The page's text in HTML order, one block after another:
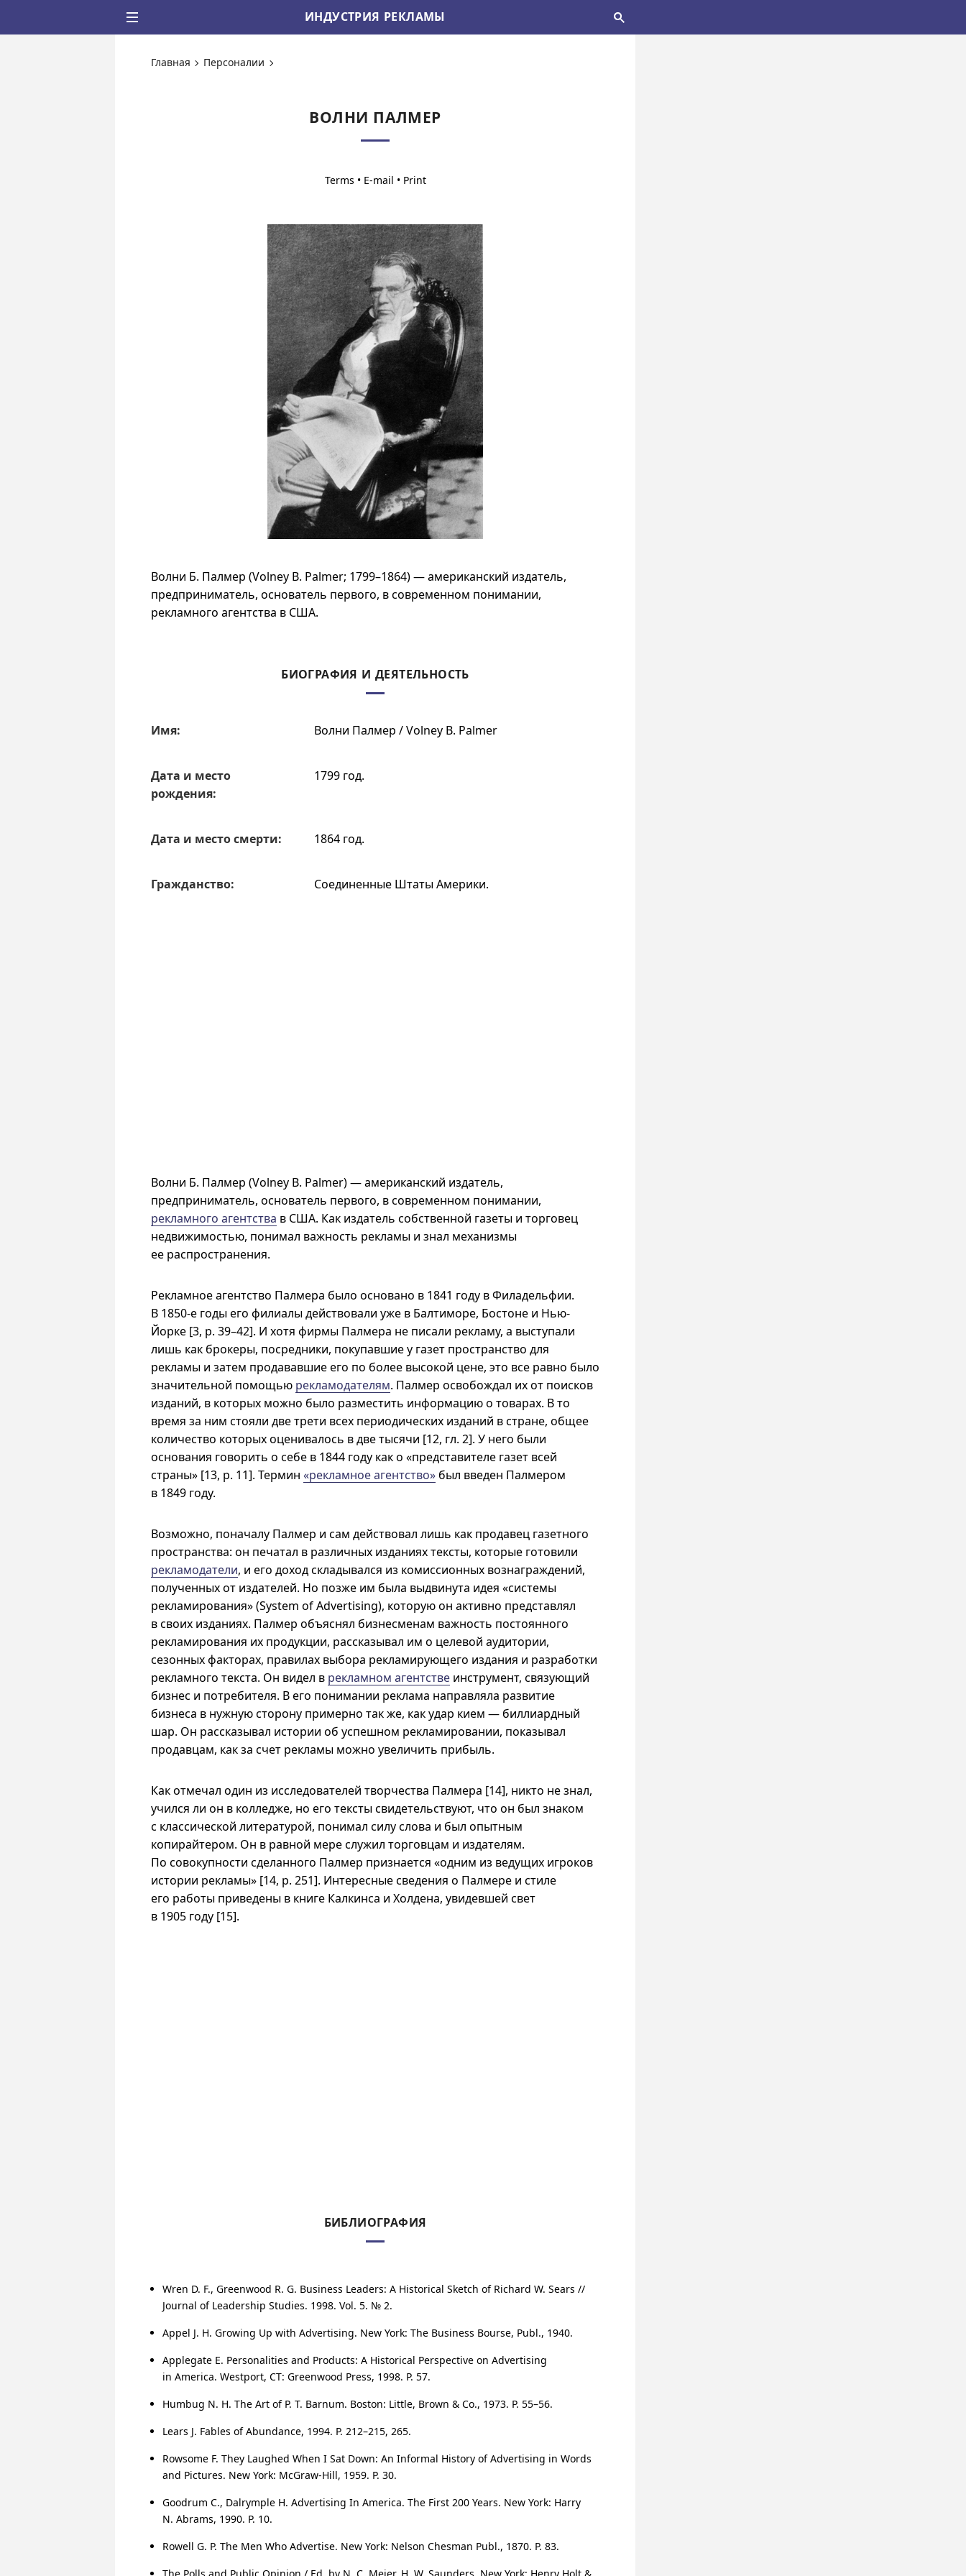
ИНДУСТРИЯ РЕКЛАМЫ
Главная Персоналии
ВОЛНИ ПАЛМЕР
Волни Б. Палмер (Volney B. Palmer; 1799–1864) — американский издатель,
предприниматель, основатель первого, в современном понимании,
рекламного агентства в США.
БИОГРАФИЯ И ДЕЯТЕЛЬНОСТЬ
Имя: Волни Палмер / Volney B. Palmer
Дата и место
рождения:
1799 год.
Дата и место смерти: 1864 год.
Гражданство: Соединенные Штаты Америки.
Волни Б. Палмер (Volney B. Palmer) — американский издатель,
предприниматель, основатель первого, в современном понимании,
рекламного агентства в США. Как издатель собственной газеты и торговец
недвижимостью, понимал важность рекламы и знал механизмы
ее распространения.
Рекламное агентство Палмера было основано в 1841 году в Филадельфии.
В 1850-е годы его филиалы действовали уже в Балтиморе, Бостоне и Нью-
Йорке [3, p. 39–42]. И хотя фирмы Палмера не писали рекламу, а выступали
лишь как брокеры, посредники, покупавшие у газет пространство для
рекламы и затем продававшие его по более высокой цене, это все равно было
значительной помощью рекламодателям. Палмер освобождал их от поисков
изданий, в которых можно было разместить информацию о товарах. В то
время за ним стояли две трети всех периодических изданий в стране, общее
количество которых оценивалось в две тысячи [12, гл. 2]. У него были
основания говорить о себе в 1844 году как о «представителе газет всей
страны» [13, p. 11]. Термин «рекламное агентство» был введен Палмером
в 1849 году.
Возможно, поначалу Палмер и сам действовал лишь как продавец газетного
пространства: он печатал в различных изданиях тексты, которые готовили
рекламодатели, и его доход складывался из комиссионных вознаграждений,
полученных от издателей. Но позже им была выдвинута идея «системы
рекламирования» (System of Advertising), которую он активно представлял
в своих изданиях. Палмер объяснял бизнесменам важность постоянного
рекламирования их продукции, рассказывал им о целевой аудитории,
сезонных факторах, правилах выбора рекламирующего издания и разработки
рекламного текста. Он видел в рекламном агентстве инструмент, связующий
бизнес и потребителя. В его понимании реклама направляла развитие
бизнеса в нужную сторону примерно так же, как удар кием — биллиардный
шар. Он рассказывал истории об успешном рекламировании, показывал
продавцам, как за счет рекламы можно увеличить прибыль.
Как отмечал один из исследователей творчества Палмера [14], никто не знал,
учился ли он в колледже, но его тексты свидетельствуют, что он был знаком
с классической литературой, понимал силу слова и был опытным
копирайтером. Он в равной мере служил торговцам и издателям.
По совокупности сделанного Палмер признается «одним из ведущих игроков
истории рекламы» [14, p. 251]. Интересные сведения о Палмере и стиле
его работы приведены в книге Калкинса и Холдена, увидевшей свет
в 1905 году [15].
БИБЛИОГРАФИЯ
Wren D. F., Greenwood R. G. Business Leaders: A Historical Sketch of Richard W. Sears //
Journal of Leadership Studies. 1998. Vol. 5. № 2.
Appel J. H. Growing Up with Advertising. New York: The Business Bourse, Publ., 1940.
Applegate E. Personalities and Products: A Historical Perspective on Advertising
in America. Westport, CT: Greenwood Press, 1998. P. 57.
Humbug N. H. The Art of P. T. Barnum. Boston: Little, Brown & Co., 1973. P. 55–56.
Lears J. Fables of Abundance, 1994. P. 212–215, 265.
Rowsome F. They Laughed When I Sat Down: An Informal History of Advertising in Words
and Pictures. New York: McGraw-Hill, 1959. P. 30.
Goodrum C., Dalrymple H. Advertising In America. The First 200 Years. New York: Harry
N. Abrams, 1990. P. 10.
Rowell G. P. The Men Who Advertise. New York: Nelson Chesman Publ., 1870. P. 83.
• •